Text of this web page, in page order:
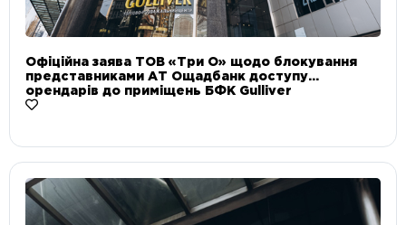
Офіційна заява ТОВ «Три О» щодо блокування
представниками АТ Ощадбанк доступу
орендарів до приміщень БФК Gulliver